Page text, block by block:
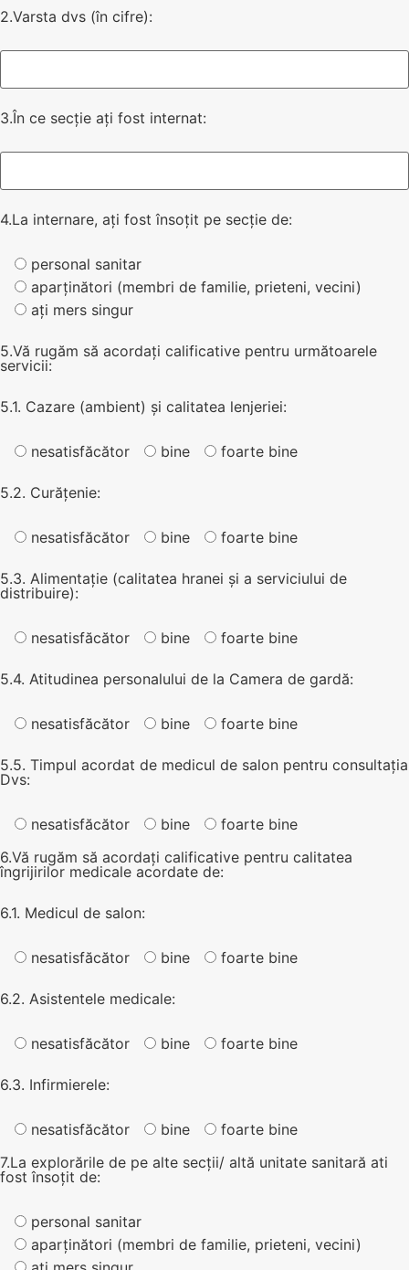
2.Varsta dvs (în cifre):
3.În ce secție ați fost internat:
4.La internare, ați fost însoțit pe secție de:
personal sanitar
aparținători (membri de familie, prieteni, vecini)
ați mers singur
5.Vă rugăm să acordați calificative pentru următoarele
servicii:
5.1. Cazare (ambient) și calitatea lenjeriei:
nesatisfăcător bine foarte bine
5.2. Curățenie:
nesatisfăcător bine foarte bine
5.3. Alimentație (calitatea hranei și a serviciului de
distribuire):
nesatisfăcător bine foarte bine
5.4. Atitudinea personalului de la Camera de gardă:
nesatisfăcător bine foarte bine
5.5. Timpul acordat de medicul de salon pentru consultația
Dvs:
nesatisfăcător bine
foarte bine
6.Vă rugăm să acordați calificative pentru calitatea
îngrijirilor medicale acordate de:
6.1. Medicul de salon:
nesatisfăcător bine foarte bine
6.2. Asistentele medicale:
nesatisfăcător bine foarte bine
6.3. Infirmierele:
nesatisfăcător bine
foarte bine
7.La explorările de pe alte secții/ altă unitate sanitară ati
fost însoțit de:
personal sanitar
aparținători (membri de familie, prieteni, vecini)